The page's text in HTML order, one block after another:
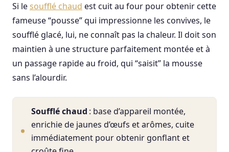
Si lesoufflé chaud est cuit au four pour obtenir cette
fameuse “pousse” qui impressionne les convives, le
soufflé glacé, lui, ne connaît pas la chaleur. Il doit son
maintien à une structure parfaitement montée et à
un passage rapide au froid, qui “saisit” la mousse
sans l’alourdir.
Soufflé chaud : base d’appareil montée,
enrichie de jaunes d’œufs et arômes, cuite
immédiatement pour obtenir gonflant et